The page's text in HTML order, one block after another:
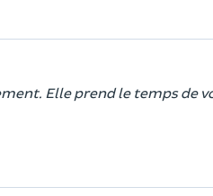
Elle prend le temps de